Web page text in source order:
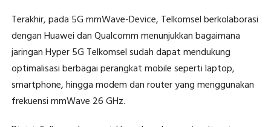
Terakhir, pada 5G mmWave-Device, Telkomsel berkolaborasi
dengan Huawei dan Qualcomm menunjukkan bagaimana
jaringan Hyper 5G Telkomsel sudah dapat mendukung
optimalisasi berbagai perangkat mobile seperti laptop,
smartphone, hingga modem dan router yang menggunakan
frekuensi mmWave 26 GHz.